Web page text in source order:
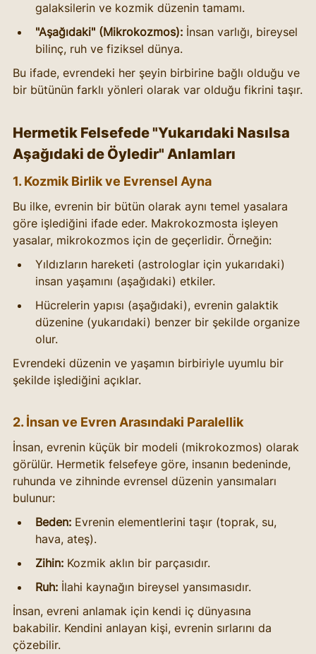
galaksilerin ve kozmik düzenin tamamı.
"Aşağıdaki" (Mikrokozmos): İnsan varlığı, bireysel
bilinç, ruh ve fiziksel dünya.
Bu ifade, evrendeki her şeyin birbirine bağlı olduğu ve
bir bütünün farklı yönleri olarak var olduğu fikrini taşır.
Hermetik Felsefede "Yukarıdaki Nasılsa
Aşağıdaki de Öyledir" Anlamları
1. Kozmik Birlik ve Evrensel Ayna
Bu ilke, evrenin bir bütün olarak aynı temel yasalara
göre işlediğini ifade eder. Makrokozmosta işleyen
yasalar, mikrokozmos için de geçerlidir. Örneğin:
Yıldızların hareketi (astrologlar için yukarıdaki)
insan yaşamını (aşağıdaki) etkiler.
Hücrelerin yapısı (aşağıdaki), evrenin galaktik
düzenine (yukarıdaki) benzer bir şekilde organize
olur.
Evrendeki düzenin ve yaşamın birbiriyle uyumlu bir
şekilde işlediğini açıklar.
2. İnsan ve Evren Arasındaki Paralellik
İnsan, evrenin küçük bir modeli (mikrokozmos) olarak
görülür. Hermetik felsefeye göre, insanın bedeninde,
ruhunda ve zihninde evrensel düzenin yansımaları
bulunur:
Beden: Evrenin elementlerini taşır (toprak, su,
hava, ateş).
Zihin: Kozmik aklın bir parçasıdır.
Ruh: İlahi kaynağın bireysel yansımasıdır.
İnsan, evreni anlamak için kendi iç dünyasına
bakabilir. Kendini anlayan kişi, evrenin sırlarını da
çözebilir.